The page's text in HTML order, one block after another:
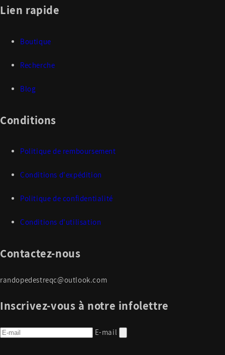
Lien rapide
Boutique
Recherche
Blog
Conditions
Politique de remboursement
Conditions d'expédition
Politique de confidentialité
Conditions d'utilisation
Contactez-nous
randopedestreqc@outlook.com
Inscrivez-vous à notre infolettre
E-mail